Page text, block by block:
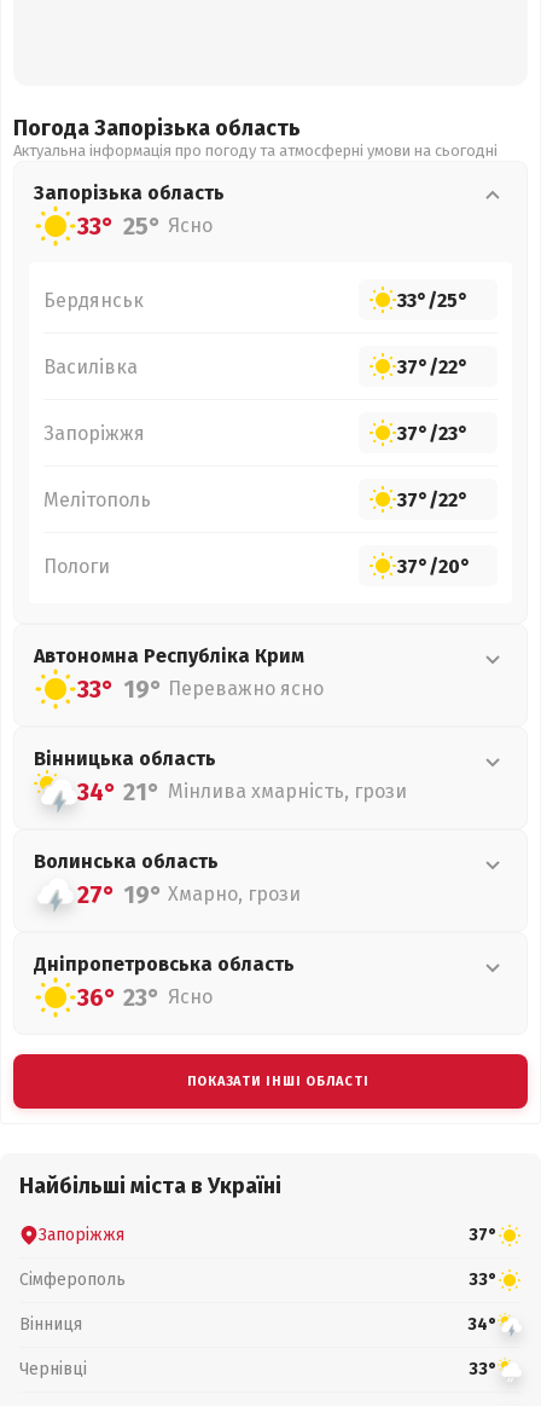
Погода Запорізька область
Актуальна інформація про погоду та атмосферні умови на сьогодні
Запорізька область
33° 25° Ясно
Бердянськ 33°/25°
Василівка 37°/22°
Запоріжжя 37°/23°
Мелітополь 37°/22°
Пологи 37°/20°
Автономна Республіка Крим
33° 19° Переважно ясно
Вінницька область
34° 21° Мінлива хмарність, грози
Волинська область
27° 19° Хмарно, грози
Дніпропетровська область
36° 23° Ясно
ПОКАЗАТИ ІНШІ ОБЛАСТІ
Найбільші міста в Україні
Запоріжжя 37°
Сімферополь 33°
Вінниця 34°
Чернівці 33°